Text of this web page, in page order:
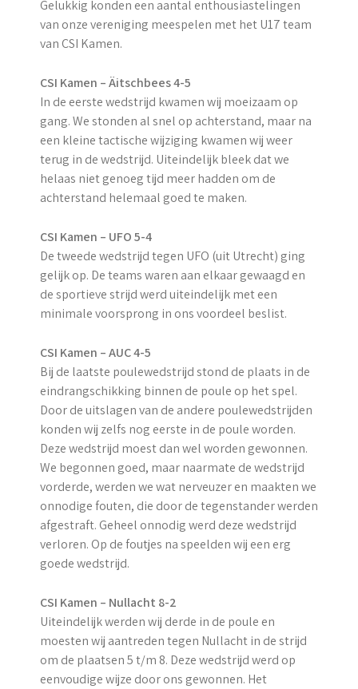
Gelukkig konden een aantal enthousiastelingen
van onze vereniging meespelen met het U17 team
van CSI Kamen.
CSI Kamen – Äitschbees 4-5
In de eerste wedstrijd kwamen wij moeizaam op
gang. We stonden al snel op achterstand, maar na
een kleine tactische wijziging kwamen wij weer
terug in de wedstrijd. Uiteindelijk bleek dat we
helaas niet genoeg tijd meer hadden om de
achterstand helemaal goed te maken.
CSI Kamen – UFO 5-4
De tweede wedstrijd tegen UFO (uit Utrecht) ging
gelijk op. De teams waren aan elkaar gewaagd en
de sportieve strijd werd uiteindelijk met een
minimale voorsprong in ons voordeel beslist.
CSI Kamen – AUC 4-5
Bij de laatste poulewedstrijd stond de plaats in de
eindrangschikking binnen de poule op het spel.
Door de uitslagen van de andere poulewedstrijden
konden wij zelfs nog eerste in de poule worden.
Deze wedstrijd moest dan wel worden gewonnen.
We begonnen goed, maar naarmate de wedstrijd
vorderde, werden we wat nerveuzer en maakten we
onnodige fouten, die door de tegenstander werden
afgestraft. Geheel onnodig werd deze wedstrijd
verloren. Op de foutjes na speelden wij een erg
goede wedstrijd.
CSI Kamen – Nullacht 8-2
Uiteindelijk werden wij derde in de poule en
moesten wij aantreden tegen Nullacht in de strijd
om de plaatsen 5 t/m 8. Deze wedstrijd werd op
eenvoudige wijze door ons gewonnen. Het